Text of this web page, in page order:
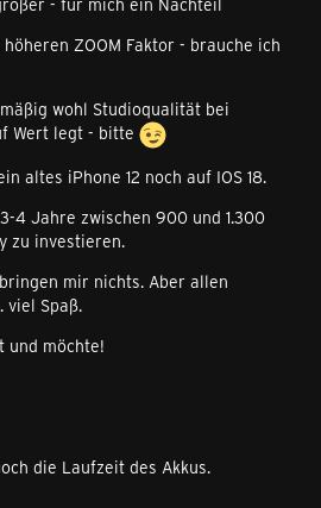
höheren ZOOM Faktor - brauche ich
wohl Studioqualität bei
Wert legt - bitte
altes iPhone 12 noch auf IOS 18.
4 Jahre zwischen 900 und 1.300
zu investieren.
mir nichts. Aber allen
viel Spaß.
und möchte!
die Laufzeit des Akkus.